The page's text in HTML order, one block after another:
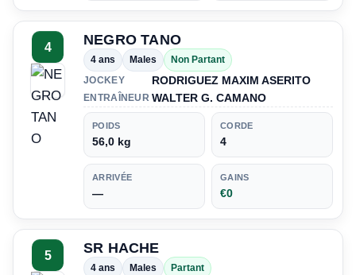
4 NEGRO TANO
4 ans Males
Non Partant
JOCKEY
RODRIGUEZ MAXIM ASERITO
ENTRAÎNEUR WALTER G. CAMANO
POIDS
56,0 kg
CORDE
4
ARRIVÉE
—
GAINS
€0
5 SR HACHE
4 ans Males
Partant